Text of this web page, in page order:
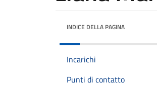
INDICE DELLA PAGINA
Incarichi
Punti di contatto